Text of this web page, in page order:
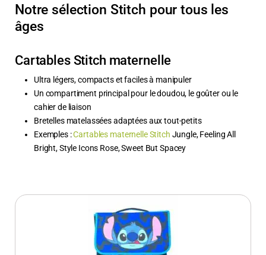
Notre sélection Stitch pour tous les
âges
Cartables Stitch maternelle
Ultra légers, compacts et faciles à manipuler
Un compartiment principal pour le doudou, le goûter ou le
cahier de liaison
Bretelles matelassées adaptées aux tout-petits
Exemples :Cartables maternelle Stitch Jungle, Feeling All
Bright, Style Icons Rose, Sweet But Spacey